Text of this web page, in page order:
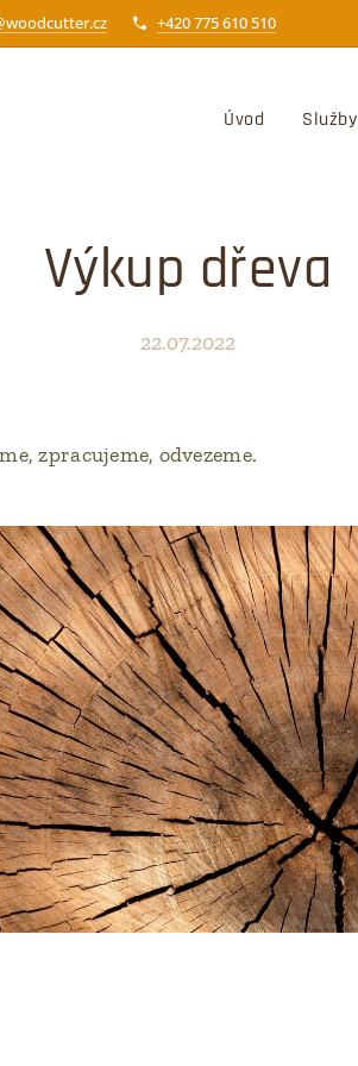
+420 775 610 510
Úvod Služby
Výkup dřeva
22.07.2022
zpracujeme, odvezeme.